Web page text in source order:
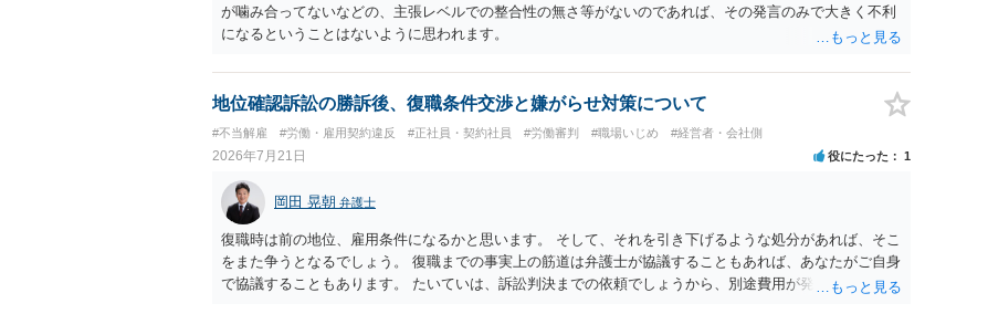
が噛み合ってないなどの、主張レベルでの整合性の無さ等がないのであれば、その発言のみで大きく不利
になるということはないように思われます。
地位確認訴訟の勝訴後、復職条件交渉と嫌がらせ対策について
#不当解雇 #労働・雇用契約違反 #正社員・契約社員 #労働審判 #職場いじめ #経営者・会社側
2026年7月21日 役にたった 1
岡田 晃朝 弁護士
復職時は前の地位、雇用条件になるかと思います。 そして、それを引き下げるような処分があれば、そこ
をまた争うとなるでしょう。 復職までの事実上の筋道は弁護士が協議することもあれば、あなたがご自身
で協議することもあります。 たいていは、訴訟判決までの依頼でしょうから、別途費用が発生することも